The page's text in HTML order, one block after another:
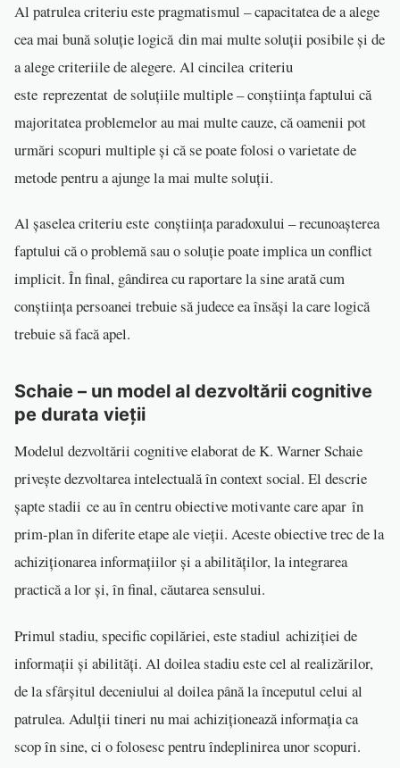
Al patrulea criteriu este pragmatismul – capacitatea de a alege
cea mai bună soluție logică din mai multe soluții posibile și de
a alege criteriile de alegere. Al cincilea criteriu
este reprezentat de soluțiile multiple – conștiința faptului că
majoritatea problemelor au mai multe cauze, că oamenii pot
urmări scopuri multiple și că se poate folosi o varietate de
metode pentru a ajunge la mai multe soluții.
Al șaselea criteriu este conștiința paradoxului – recunoașterea
faptului că o problemă sau o soluție poate implica un conflict
implicit. În final, gândirea cu raportare la sine arată cum
conștiința persoanei trebuie să judece ea însăși la care logică
trebuie să facă apel.
Schaie – un model al dezvoltării cognitive
pe durata vieții
Modelul dezvoltării cognitive elaborat de K. Warner Schaie
privește dezvoltarea intelectuală în context social. El descrie
șapte stadii ce au în centru obiective motivante care apar în
prim-plan în diferite etape ale vieții. Aceste obiective trec de la
achiziționarea informațiilor și a abilităților, la integrarea
practică a lor și, în final, căutarea sensului.
Primul stadiu, specific copilăriei, este stadiul achiziției de
informații și abilități. Al doilea stadiu este cel al realizărilor,
de la sfârșitul deceniului al doilea până la începutul celui al
patrulea. Adulții tineri nu mai achiziționează informația ca
scop în sine, ci o folosesc pentru îndeplinirea unor scopuri.